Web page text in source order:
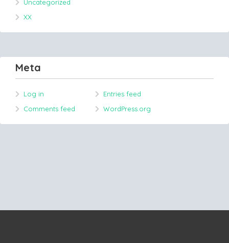
Uncategorized
XX
Meta
Log in
Entries feed
Comments feed
WordPress.org